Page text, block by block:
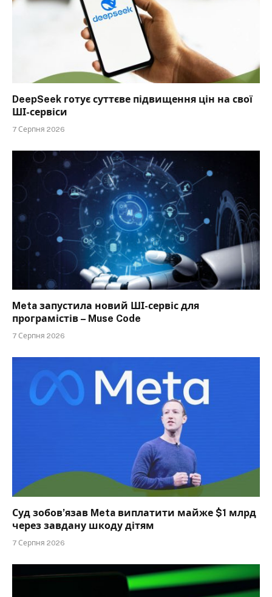
DeepSeek готує суттєве підвищення цін на свої
ШІ-сервіси
7 Серпня 2026
Meta запустила новий ШІ-сервіс для
програмістів – Muse Code
7 Серпня 2026
Суд зобов’язав Meta виплатити майже $1 млрд
через завдану шкоду дітям
7 Серпня 2026